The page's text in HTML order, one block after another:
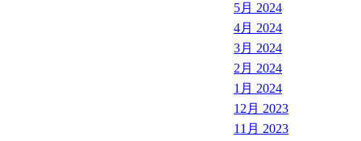
5月 2024
4月 2024
3月 2024
2月 2024
1月 2024
12月 2023
11月 2023